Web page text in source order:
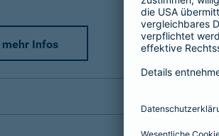
mehr Infos